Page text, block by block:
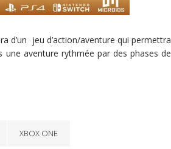
d’un jeu d’action/aventure qui permettra
une aventure rythmée par des phases de
XBOX ONE